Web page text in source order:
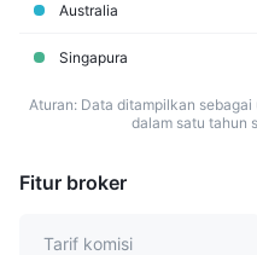
Australia
Singapura
Aturan: Data ditampilkan
dalam satu tahun
Fitur broker
Tarif komisi